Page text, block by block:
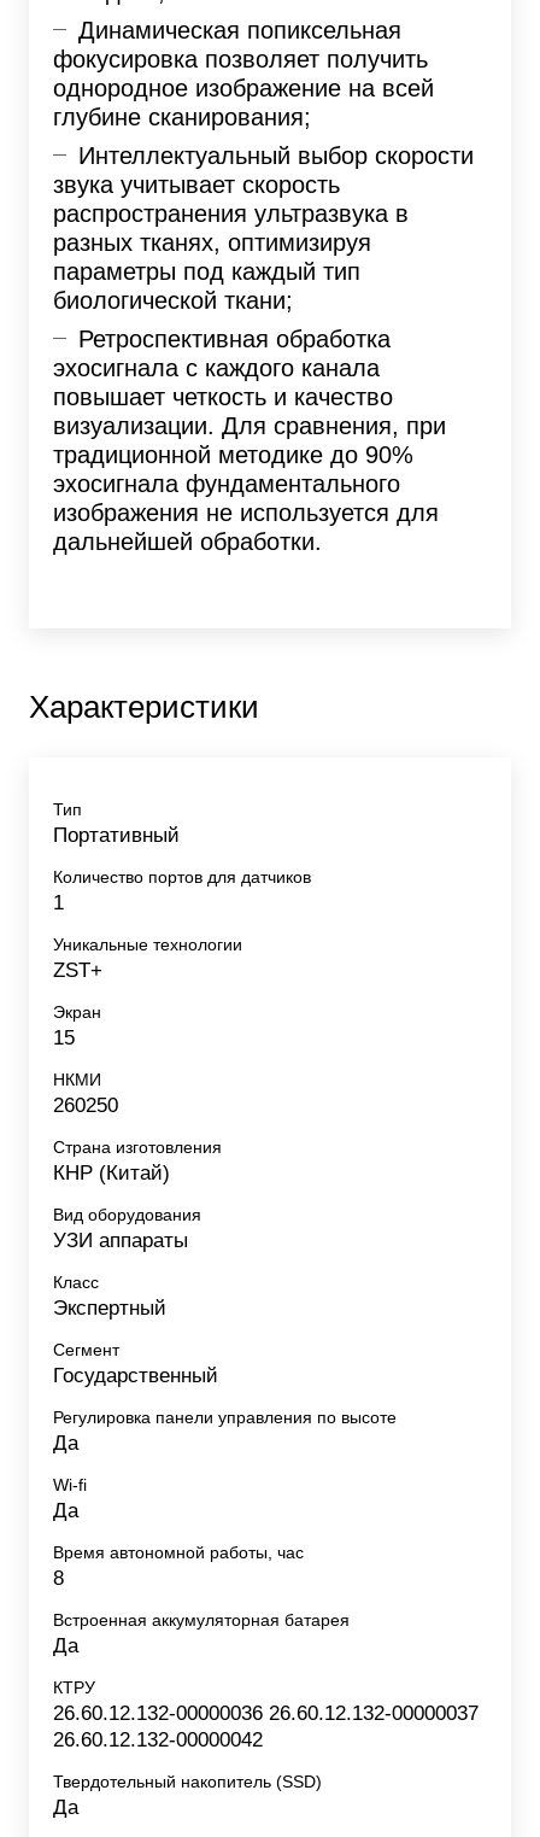
Динамическая попиксельная
фокусировка позволяет получить
однородное изображение на всей
глубине сканирования;
Интеллектуальный выбор скорости
звука учитывает скорость
распространения ультразвука в
разных тканях, оптимизируя
параметры под каждый тип
биологической ткани;
Ретроспективная обработка
эхосигнала с каждого канала
повышает четкость и качество
визуализации. Для сравнения, при
традиционной методике до 90%
эхосигнала фундаментального
изображения не используется для
дальнейшей обработки.
Характеристики
Тип
Портативный
Количество портов для датчиков
1
Уникальные технологии
ZST+
Экран
15
НКМИ
260250
Страна изготовления
КНР (Китай)
Вид оборудования
УЗИ аппараты
Класс
Экспертный
Сегмент
Государственный
Регулировка панели управления по высоте
Да
Wi-fi
Да
Время автономной работы, час
8
Встроенная аккумуляторная батарея
Да
КТРУ
26.60.12.132-00000036 26.60.12.132-00000037
26.60.12.132-00000042
Твердотельный накопитель (SSD)
Да